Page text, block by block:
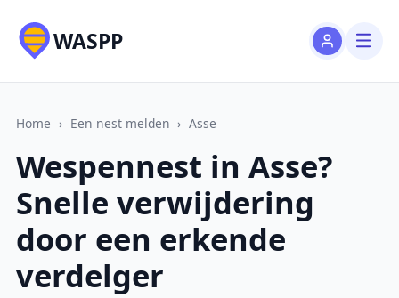
WASPP
Home › Een nest melden › Asse
Wespennest in Asse?
Snelle verwijdering
door een erkende
verdelger